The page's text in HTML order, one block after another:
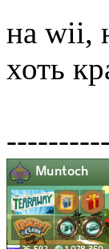
на wii,
хоть